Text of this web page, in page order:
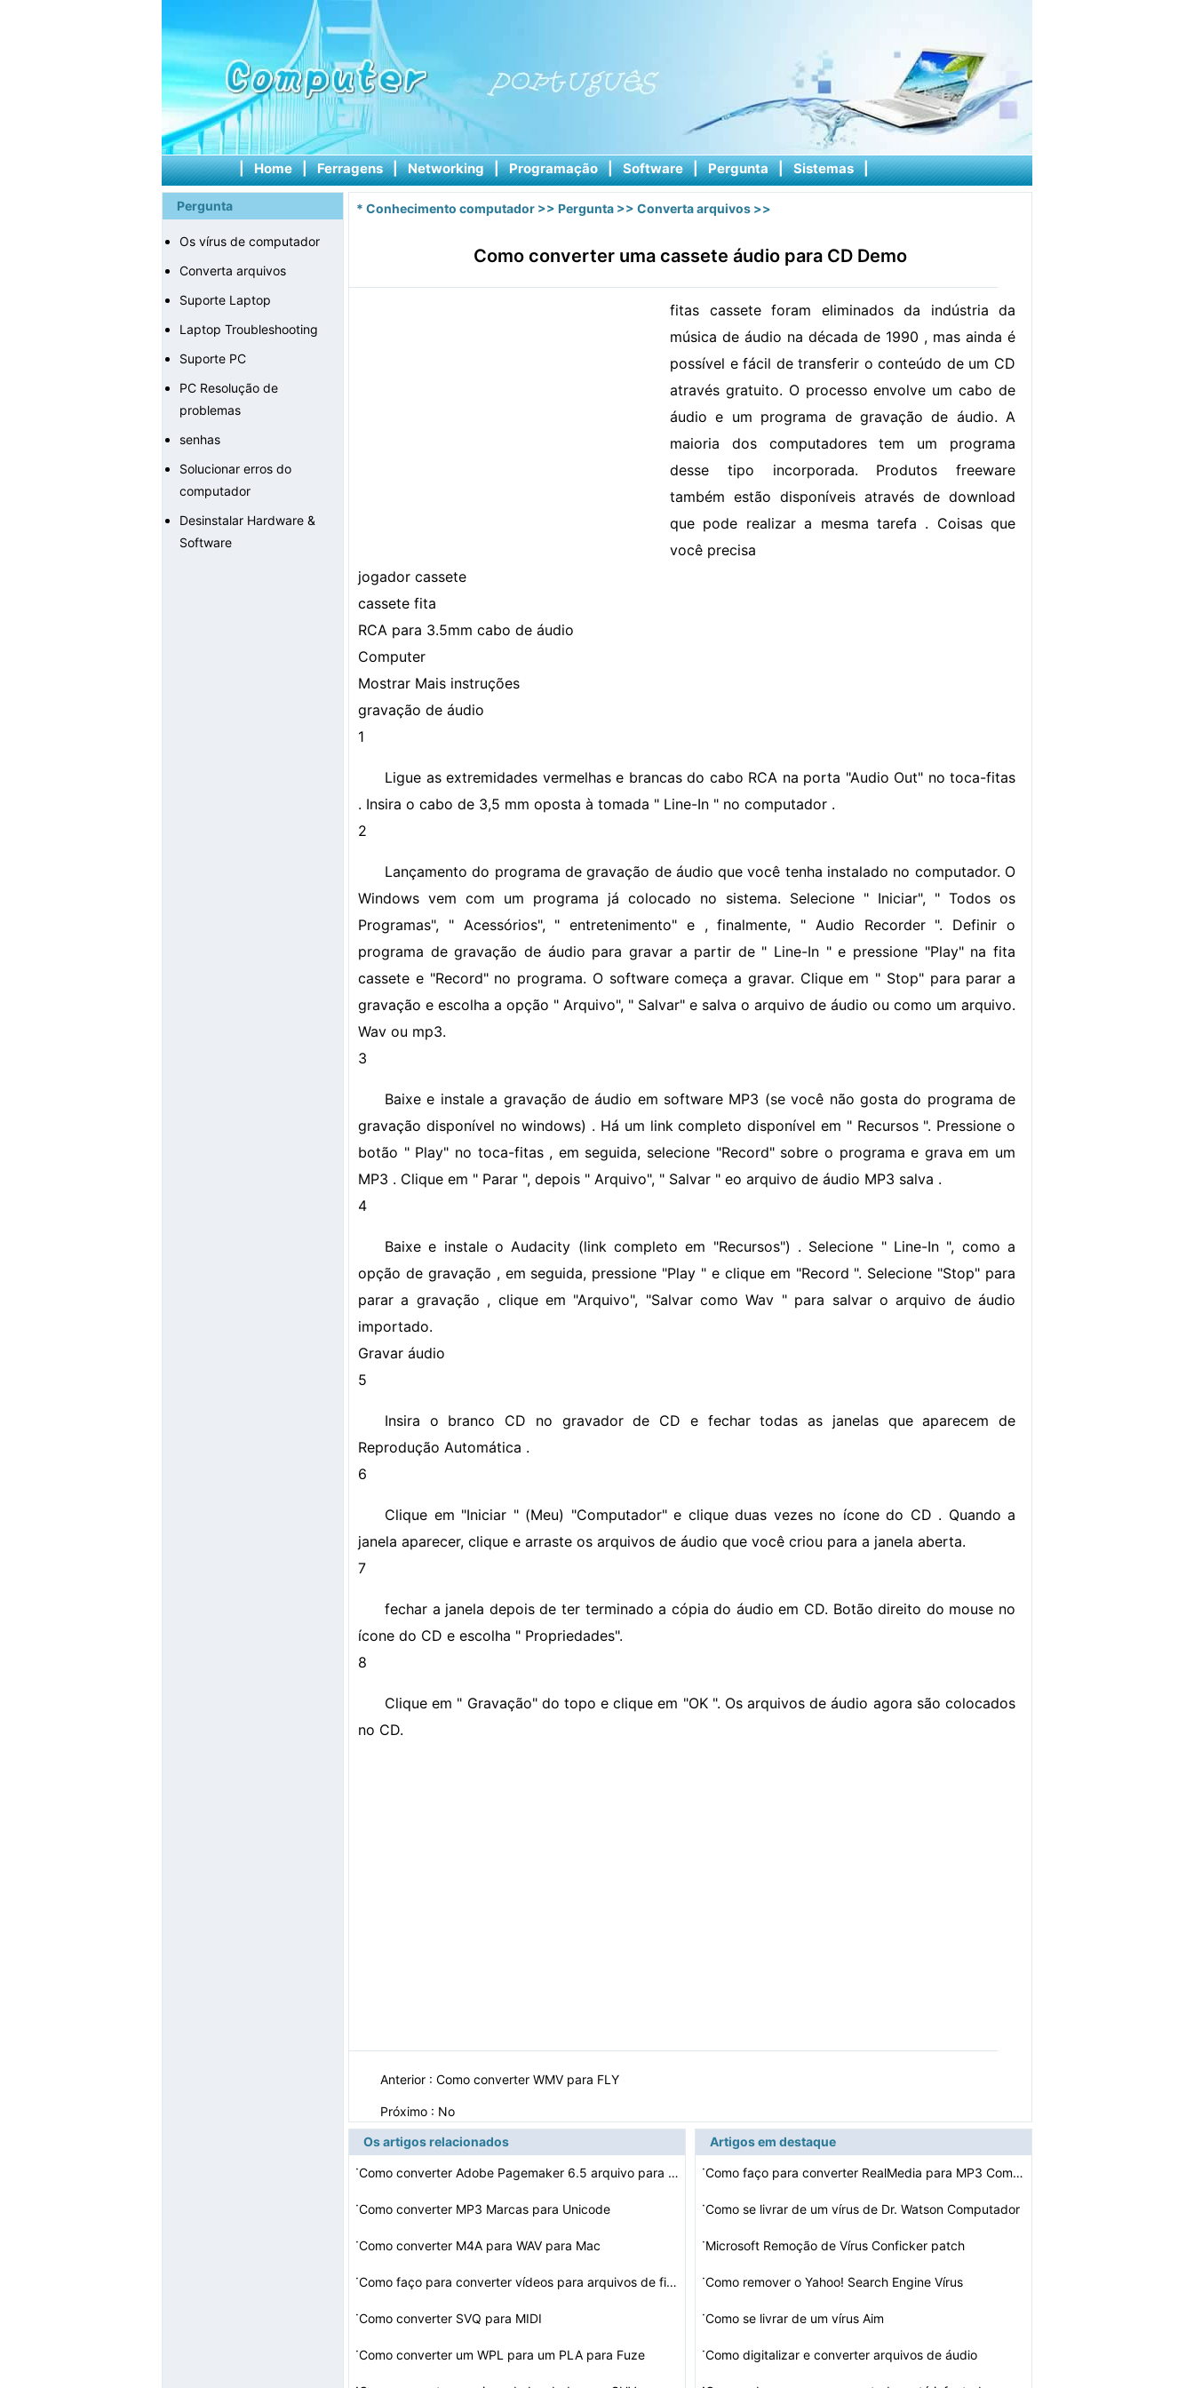
| Home | Ferragens | Networking | Programação | Software | Pergunta | Sistemas |
Pergunta
Os vírus de computador
Converta arquivos
Suporte Laptop
Laptop Troubleshooting
Suporte PC
PC Resolução de
problemas
senhas
Solucionar erros do
computador
Desinstalar Hardware &
Software
* Conhecimento computador >> Pergunta >> Converta arquivos >>
Como converter uma cassete áudio para CD Demo
fitas cassete foram eliminados da indústria da
música de áudio na década de 1990 , mas ainda é
possível e fácil de transferir o conteúdo de um CD
através gratuito. O processo envolve um cabo de
áudio e um programa de gravação de áudio. A
maioria dos computadores tem um programa
desse tipo incorporada. Produtos freeware
também estão disponíveis através de download
que pode realizar a mesma tarefa . Coisas que
você precisa
jogador cassete
cassete fita
RCA para 3.5mm cabo de áudio
Computer
Mostrar Mais instruções
gravação de áudio
1
Ligue as extremidades vermelhas e brancas do cabo RCA na porta "Audio Out" no toca-fitas
. Insira o cabo de 3,5 mm oposta à tomada " Line-In " no computador .
2
Lançamento do programa de gravação de áudio que você tenha instalado no computador. O
Windows vem com um programa já colocado no sistema. Selecione " Iniciar", " Todos os
Programas", " Acessórios", " entretenimento" e , finalmente, " Audio Recorder ". Definir o
programa de gravação de áudio para gravar a partir de " Line-In " e pressione "Play" na fita
cassete e "Record" no programa. O software começa a gravar. Clique em " Stop" para parar a
gravação e escolha a opção " Arquivo", " Salvar" e salva o arquivo de áudio ou como um arquivo.
Wav ou mp3.
3
Baixe e instale a gravação de áudio em software MP3 (se você não gosta do programa de
gravação disponível no windows) . Há um link completo disponível em " Recursos ". Pressione o
botão " Play" no toca-fitas , em seguida, selecione "Record" sobre o programa e grava em um
MP3 . Clique em " Parar ", depois " Arquivo", " Salvar " eo arquivo de áudio MP3 salva .
4
Baixe e instale o Audacity (link completo em "Recursos") . Selecione " Line-In ", como a
opção de gravação , em seguida, pressione "Play " e clique em "Record ". Selecione "Stop" para
parar a gravação , clique em "Arquivo", "Salvar como Wav " para salvar o arquivo de áudio
importado.
Gravar áudio
5
Insira o branco CD no gravador de CD e fechar todas as janelas que aparecem de
Reprodução Automática .
6
Clique em "Iniciar " (Meu) "Computador" e clique duas vezes no ícone do CD . Quando a
janela aparecer, clique e arraste os arquivos de áudio que você criou para a janela aberta.
7
fechar a janela depois de ter terminado a cópia do áudio em CD. Botão direito do mouse no
ícone do CD e escolha " Propriedades".
8
Clique em " Gravação" do topo e clique em "OK ". Os arquivos de áudio agora são colocados
no CD.
Anterior : Como converter WMV para FLY
Próximo : No
Os artigos relacionados
·
Como converter Adobe Pagemaker 6.5 arquivo para arquivo…
·Como converter MP3 Marcas para Unicode
·Como converter M4A para WAV para Mac
· Como faço para converter vídeos para arquivos de film…
·Como converter SVQ para MIDI
·Como converter um WPL para um PLA para Fuze
Artigos em destaque
·
Como faço para converter RealMedia para MP3 Com o Soft…
·Como se livrar de um vírus de Dr. Watson Computador
·Microsoft Remoção de Vírus Conficker patch
·Como remover o Yahoo! Search Engine Vírus
·Como se livrar de um vírus Aim
·Como digitalizar e converter arquivos de áudio